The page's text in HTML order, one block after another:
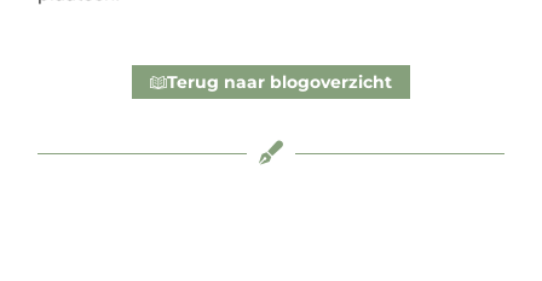
Terug naar blogoverzicht